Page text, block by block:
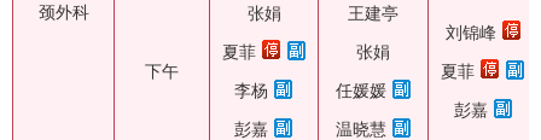
颈外科
下午
张娟
夏菲
李杨
彭嘉
王建亭
张娟
任媛媛
温晓慧
刘锦峰
夏菲
彭嘉